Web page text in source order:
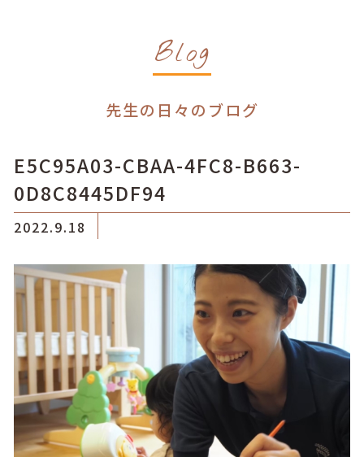
Blog
先生の日々のブログ
E5C95A03-CBAA-4FC8-B663-
0D8C8445DF94
2022.9.18